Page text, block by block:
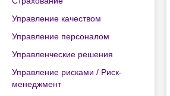
Управление качеством
Управление персоналом
Управленческие решения
Управление рисками / Риск-
менеджмент